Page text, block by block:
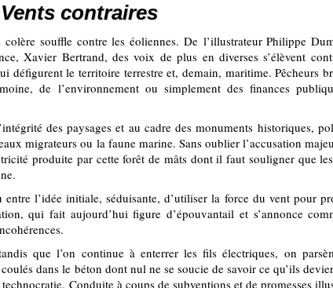
Vents contraires
souffle contre les éoliennes. De l’illustrateur Philippe
Xavier Bertrand, des voix de plus en diverses s’élèvent
défigurent le territoire terrestre et, demain, maritime. Pêcheurs
de l’environnement ou simplement des finances
des paysages et au cadre des monuments historiques,
migrateurs ou la faune marine. Sans oublier l’accusation
produite par cette forêt de mâts dont il faut souligner que
l’idée initiale, séduisante, d’utiliser la force du vent pour
qui fait aujourd’hui figure d’épouvantail et s’annonce
que l’on continue à enterrer les fils électriques, on
dans le béton dont nul ne se soucie de savoir ce qu’ils
Conduite à coups de subventions et de promesses